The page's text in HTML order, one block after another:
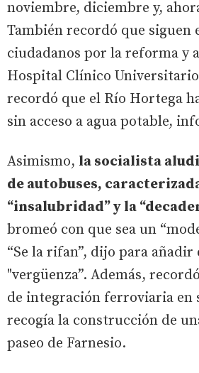
noviembre, diciembre y,
También recordó que siguen
ciudadanos por la reforma y
Hospital Clínico
recordó que el Río Hortega
sin acceso a agua potable,
Asimismo, la socialista
de autobuses,
“insalubridad” y la
bromeó con que sea un
“Se la rifan”, dijo para añadir
"vergüenza”. Además,
de integración ferroviaria en
recogía la construcción de
paseo de Farnesio.